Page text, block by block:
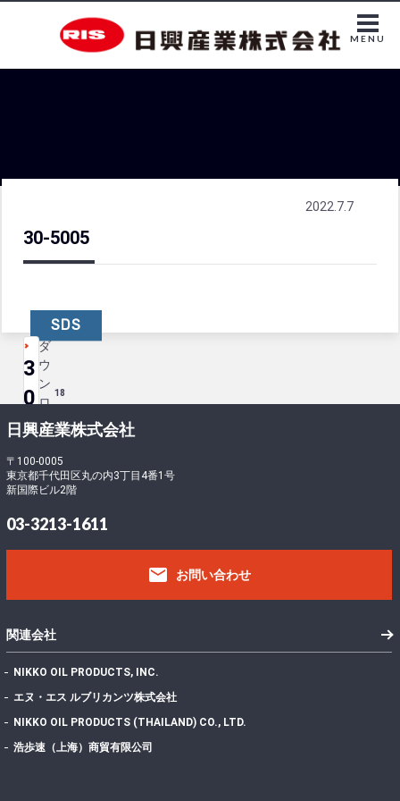
MENU
30-5005
2022.7.7
SDS
ダ
ウ
ン
ロ
ー
ド
18
フ
ァ
イ
ル
サ
イ
397.25 KB
イ
数
稿
日
2022年7月7日
最
3
0
-
5
0
0
5
日興産業株式会社
〒100-0005
東京都千代田区丸の内3丁目4番1号
新国際ビル2階
03-3213-1611
email お問い合わせ
関連会社
NIKKO OIL PRODUCTS, INC.
エヌ・エス ルブリカンツ株式会社
NIKKO OIL PRODUCTS (THAILAND) CO., LTD.
浩歩速（上海）商貿有限公司